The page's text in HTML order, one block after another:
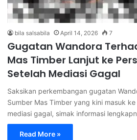
bila salsabila April 14, 2026 7
Gugatan Wandora
Mas Timber Lanjut ke
Setelah Mediasi Gagal
Saksikan perkembangan gugatan
Sumber Mas Timber yang kini masuk
mediasi gagal, simak informasi
Read More »